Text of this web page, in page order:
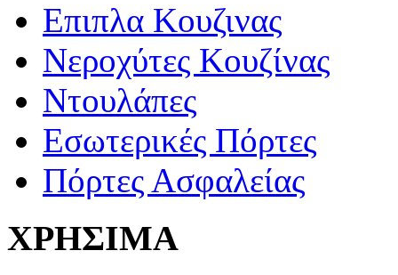
Επιπλα Κουζινας
Νεροχύτες Κουζίνας
Ντουλάπες
Εσωτερικές Πόρτες
Πόρτες Ασφαλείας
ΧΡΗΣΙΜΑ